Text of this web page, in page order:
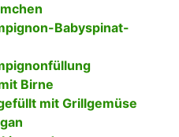
Babyspinat-
Birne
mit Grillgemüse